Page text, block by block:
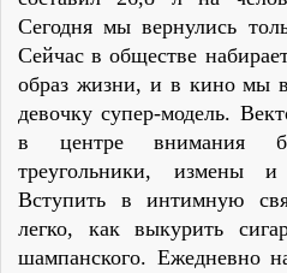
Сегодня мы вернулись
Сейчас в обществе
образ жизни, и в кино мы
девочку супер-модель.
в центре внимания
треугольники, измены и
Вступить в интимную
легко, как выкурить
шампанского. Ежедневно